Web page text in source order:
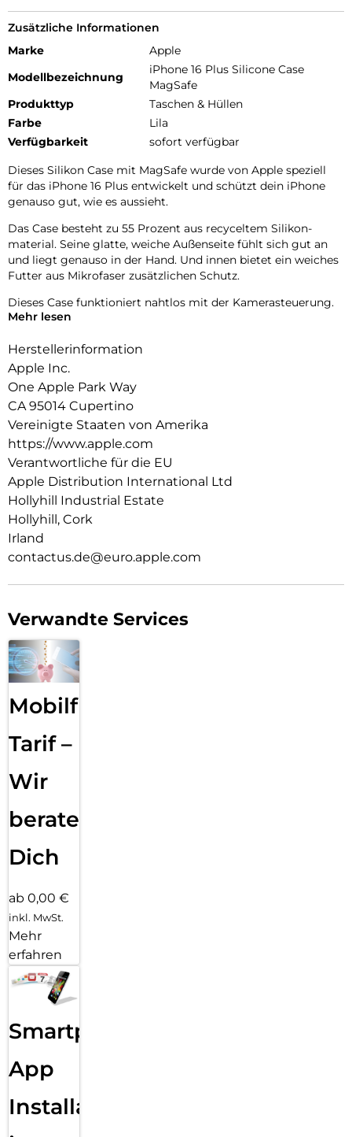
Zusätzliche Informationen
Marke
Apple
Modellbezeichnung
iPhone 16 Plus Silicone Case
MagSafe
Produkttyp
Taschen & Hüllen
Farbe
Lila
Verfügbarkeit
sofort verfügbar
Dieses Silikon Case mit MagSafe wurde von Apple speziell
für das iPhone 16 Plus entwickelt und schützt dein iPhone
genauso gut, wie es aussieht.
Das Case besteht zu 55 Prozent aus recyceltem Silikon­
material. Seine glatte, weiche Außenseite fühlt sich gut an
und liegt genauso in der Hand. Und innen bietet ein weiches
Futter aus Mikrofaser zusätzlichen Schutz.
Dieses Case funktioniert nahtlos mit der Kamera­steuerung.
Es hat eine Saphir­kappe mit einer leitenden Schicht, die die
steuerung erkennen kann.
Mit integrierten Magneten, die sich perfekt am iPhone 16
Plus ausrichten, hält das Case ganz einfach und sorgt für
schnelleres kabel­loses Laden. Lass dein iPhone beim Laden
einfach im Case und docke dein MagSafe Ladegerät an oder
leg es auf dein Qi2 oder Qi zertifiziertes Ladegerät.
Wie jedes von Apple entwickelte Case durchläuft es im Laufe
des Design‑ und Fertigungs­prozesses Tausende von
Teststunden. Deshalb sieht es nicht nur großartig aus,
sondern ist auch dafür gemacht, dein iPhone vor Kratzern
und bei Stürzen zu schützen.
Mehr lesen
Herstellerinformation
Apple Inc.
One Apple Park Way
CA 95014 Cupertino
Vereinigte Staaten von Amerika
https://www.apple.com
Verantwortliche für die EU
Apple Distribution International Ltd
Hollyhill Industrial Estate
Hollyhill, Cork
Irland
contactus.de@euro.apple.com
Verwandte Services
Mobilfunk
Tarif –
Wir
beraten
Dich
ab 0,00 €
inkl. MwSt.
Mehr
erfahren
Smartphone
App
Installation